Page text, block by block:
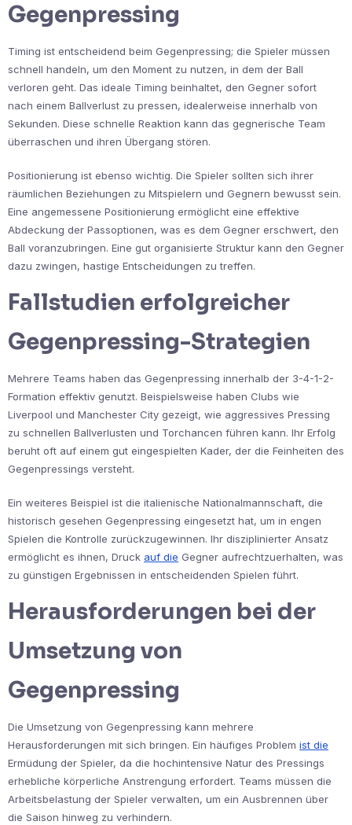
Gegenpressing
Timing ist entscheidend beim Gegenpressing; die Spieler müssen
schnell handeln, um den Moment zu nutzen, in dem der Ball
verloren geht. Das ideale Timing beinhaltet, den Gegner sofort
nach einem Ballverlust zu pressen, idealerweise innerhalb von
Sekunden. Diese schnelle Reaktion kann das gegnerische Team
überraschen und ihren Übergang stören.
Positionierung ist ebenso wichtig. Die Spieler sollten sich ihrer
räumlichen Beziehungen zu Mitspielern und Gegnern bewusst sein.
Eine angemessene Positionierung ermöglicht eine effektive
Abdeckung der Passoptionen, was es dem Gegner erschwert, den
Ball voranzubringen. Eine gut organisierte Struktur kann den Gegner
dazu zwingen, hastige Entscheidungen zu treffen.
Fallstudien erfolgreicher
Gegenpressing-Strategien
Mehrere Teams haben das Gegenpressing innerhalb der 3-4-1-2-
Formation effektiv genutzt. Beispielsweise haben Clubs wie
Liverpool und Manchester City gezeigt, wie aggressives Pressing
zu schnellen Ballverlusten und Torchancen führen kann. Ihr Erfolg
beruht oft auf einem gut eingespielten Kader, der die Feinheiten des
Gegenpressings versteht.
Ein weiteres Beispiel ist die italienische Nationalmannschaft, die
historisch gesehen Gegenpressing eingesetzt hat, um in engen
Spielen die Kontrolle zurückzugewinnen. Ihr disziplinierter Ansatz
ermöglicht es ihnen, Druck auf die Gegner aufrechtzuerhalten, was
zu günstigen Ergebnissen in entscheidenden Spielen führt.
Herausforderungen bei der
Umsetzung von
Gegenpressing
Die Umsetzung von Gegenpressing kann mehrere
Herausforderungen mit sich bringen. Ein häufiges Problem ist die
Ermüdung der Spieler, da die hochintensive Natur des Pressings
erhebliche körperliche Anstrengung erfordert. Teams müssen die
Arbeitsbelastung der Spieler verwalten, um ein Ausbrennen über
die Saison hinweg zu verhindern.